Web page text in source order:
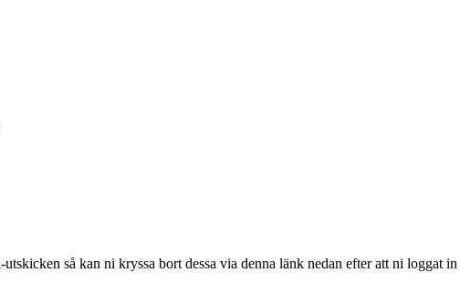
så kan ni kryssa bort dessa via denna länk nedan efter att ni loggat